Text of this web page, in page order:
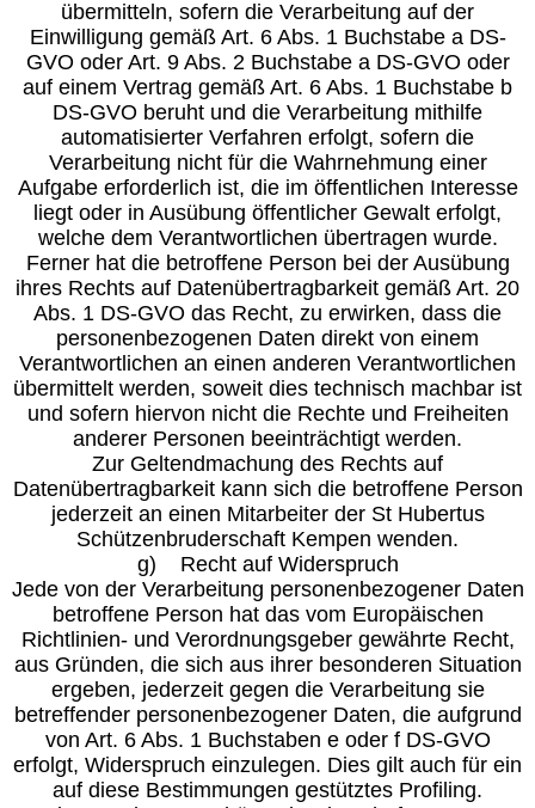
übermitteln, sofern die Verarbeitung auf der
Einwilligung gemäß Art. 6 Abs. 1 Buchstabe a DS-
GVO oder Art. 9 Abs. 2 Buchstabe a DS-GVO oder
auf einem Vertrag gemäß Art. 6 Abs. 1 Buchstabe b
DS-GVO beruht und die Verarbeitung mithilfe
automatisierter Verfahren erfolgt, sofern die
Verarbeitung nicht für die Wahrnehmung einer
Aufgabe erforderlich ist, die im öffentlichen Interesse
liegt oder in Ausübung öffentlicher Gewalt erfolgt,
welche dem Verantwortlichen übertragen wurde.
Ferner hat die betroffene Person bei der Ausübung
ihres Rechts auf Datenübertragbarkeit gemäß Art. 20
Abs. 1 DS-GVO das Recht, zu erwirken, dass die
personenbezogenen Daten direkt von einem
Verantwortlichen an einen anderen Verantwortlichen
übermittelt werden, soweit dies technisch machbar ist
und sofern hiervon nicht die Rechte und Freiheiten
anderer Personen beeinträchtigt werden.
Zur Geltendmachung des Rechts auf
Datenübertragbarkeit kann sich die betroffene Person
jederzeit an einen Mitarbeiter der St Hubertus
Schützenbruderschaft Kempen wenden.
g) Recht auf Widerspruch
Jede von der Verarbeitung personenbezogener Daten
betroffene Person hat das vom Europäischen
Richtlinien- und Verordnungsgeber gewährte Recht,
aus Gründen, die sich aus ihrer besonderen Situation
ergeben, jederzeit gegen die Verarbeitung sie
betreffender personenbezogener Daten, die aufgrund
von Art. 6 Abs. 1 Buchstaben e oder f DS-GVO
erfolgt, Widerspruch einzulegen. Dies gilt auch für ein
auf diese Bestimmungen gestütztes Profiling.